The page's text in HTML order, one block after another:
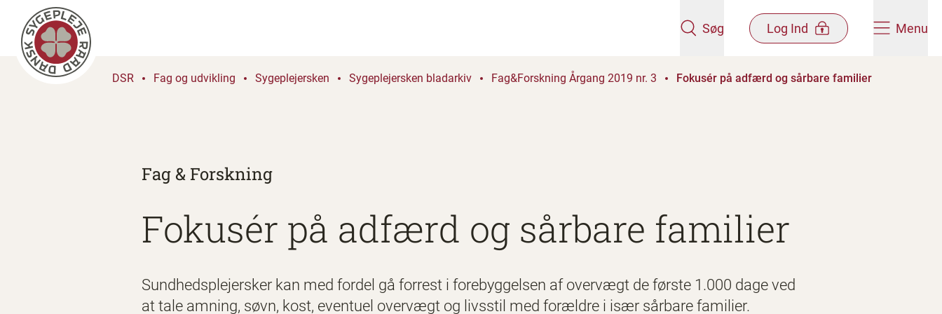
Søg Log Ind Menu
DSR Fag og udvikling Sygeplejersken Sygeplejersken bladarkiv Fag&Forskning Årgang 2019 nr. 3 Fokusér på adfærd og sårbare familier
Fag & Forskning
Fokusér på adfærd og sårbare familier
Sundhedsplejersker kan med fordel gå forrest i forebyggelsen af overvægt de første 1.000 dage ved
at tale amning, søvn, kost, eventuel overvægt og livsstil med forældre i især sårbare familier.